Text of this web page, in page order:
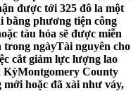
được tới 325 đô la một
bằng phương tiện công
tàu hỏa sẽ được miễn
trong ngàyTài nguyên cho
cắt giảm lực lượng lao
KỳMontgomery County
mới hoặc đã xài như váy,